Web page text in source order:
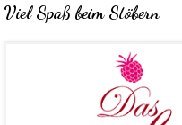
Viel Spaß beim Stöbern